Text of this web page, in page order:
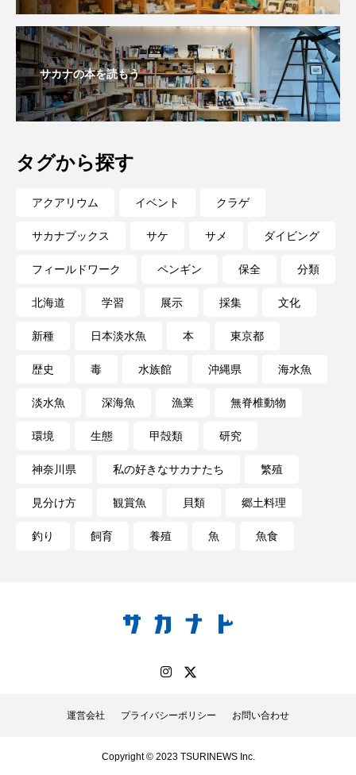
サカナの本を読もう
タグから探す
アクアリウム イベント クラゲ
サカナブックス サケ サメ ダイビング
フィールドワーク ペンギン 保全 分類
北海道 学習 展示 採集 文化
新種 日本淡水魚 本 東京都
歴史 毒 水族館 沖縄県 海水魚
淡水魚 深海魚 漁業 無脊椎動物
環境 生態 甲殻類 研究
神奈川県 私の好きなサカナたち 繁殖
見分け方 観賞魚 貝類 郷土料理
釣り 飼育 養殖 魚 魚食
運営会社 プライバシーポリシー お問い合わせ
Copyright © 2023 TSURINEWS Inc.